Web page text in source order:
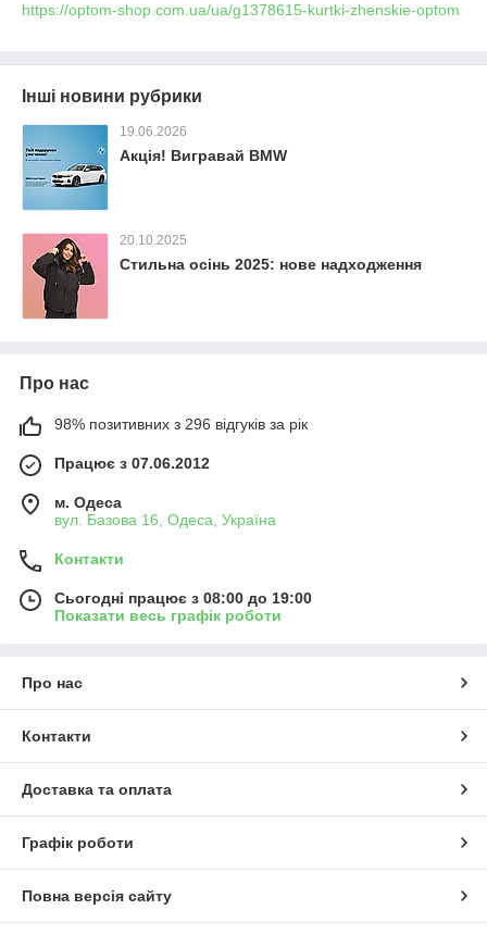
https://optom-shop.com.ua/ua/g1378615-kurtki-zhenskie-optom
Інші новини рубрики
19.06.2026
Акція! Вигравай BMW
20.10.2025
Стильна осінь 2025: нове надходження
Про нас
98% позитивних з 296 відгуків за рік
Працює з 07.06.2012
м. Одеса
вул. Базова 16, Одеса, Україна
Контакти
Сьогодні працює з 08:00 до 19:00
Показати весь графік роботи
Про нас
Контакти
Доставка та оплата
Графік роботи
Повна версія сайту